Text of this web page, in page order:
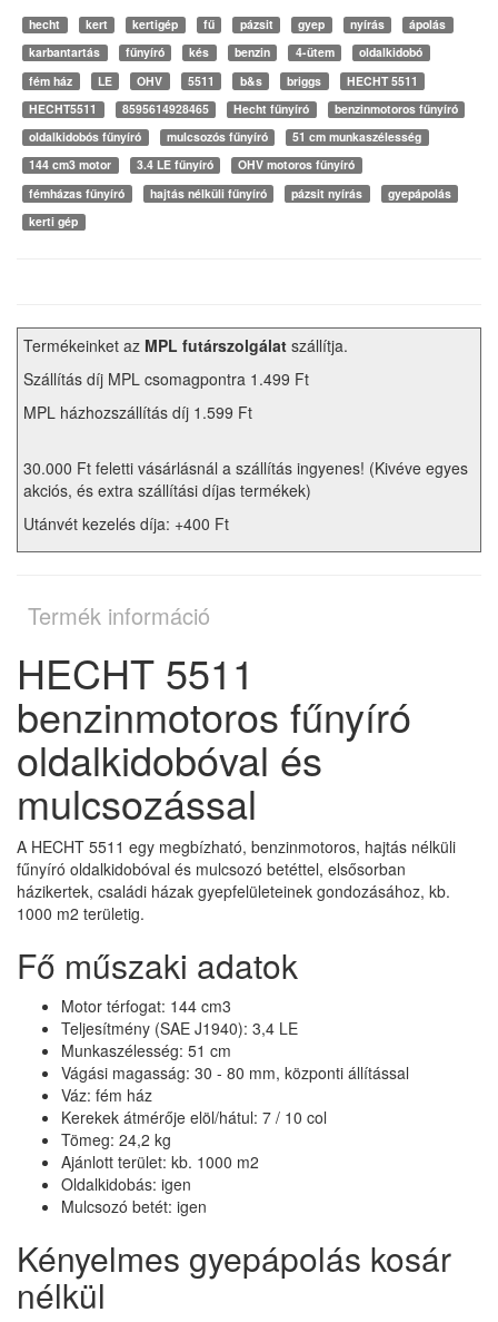
hecht kert kertigép fű pázsit gyep nyírás
ápolás
karbantartás
fűnyíró kés benzin 4-ütem
oldalkidobó
fém ház
LE OHV 5511 b&s briggs
HECHT 5511
HECHT5511
8595614928465 Hecht fűnyíró
benzinmotoros fűnyíró
oldalkidobós fűnyíró
mulcsozós fűnyíró
51 cm munkaszélesség
144 cm3 motor
3.4 LE fűnyíró
OHV motoros fűnyíró
fémházas fűnyíró
hajtás nélküli fűnyíró pázsit nyírás
gyepápolás
kerti gép
Termékeinket az MPL futárszolgálat szállítja.
Szállítás díj MPL csomagpontra 1.499 Ft
MPL házhozszállítás díj 1.599 Ft
30.000 Ft feletti vásárlásnál a szállítás ingyenes! (Kivéve egyes
akciós, és extra szállítási díjas termékek)
Utánvét kezelés díja: +400 Ft
Termék információ
HECHT 5511
benzinmotoros fűnyíró
oldalkidobóval és
mulcsozással
A HECHT 5511 egy megbízható, benzinmotoros, hajtás nélküli
fűnyíró oldalkidobóval és mulcsozó betéttel, elsősorban
házikertek, családi házak gyepfelületeinek gondozásához, kb.
1000 m2 területig.
Fő műszaki adatok
Motor térfogat: 144 cm3
Teljesítmény (SAE J1940): 3,4 LE
Munkaszélesség: 51 cm
Vágási magasság: 30 - 80 mm, központi állítással
Váz: fém ház
Kerekek átmérője elöl/hátul: 7 / 10 col
Tömeg: 24,2 kg
Ajánlott terület: kb. 1000 m2
Oldalkidobás: igen
Mulcsozó betét: igen
Kényelmes gyepápolás kosár
nélkül